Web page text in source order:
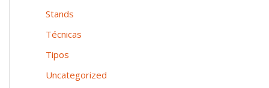
Stands
Técnicas
Tipos
Uncategorized